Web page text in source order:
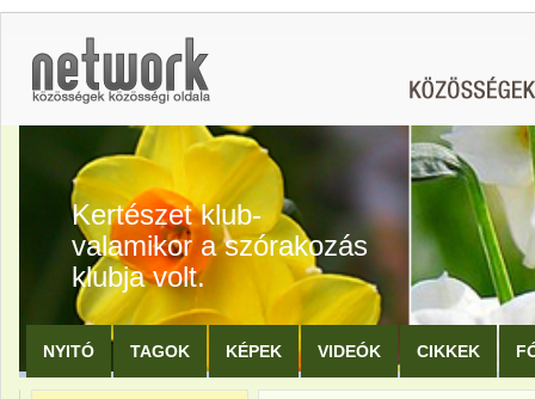
Kertészet klub-
valamikor a szórakozás
klubja volt.
NYITÓ TAGOK KÉPEK VIDEÓK CIKKEK